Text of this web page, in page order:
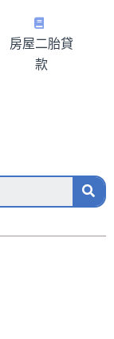
房屋二胎貸
款